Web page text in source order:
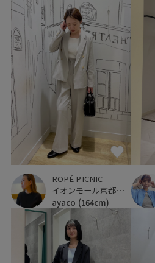
ROPÉ PICNIC
イオンモール京都桂川
ayaco (164cm)